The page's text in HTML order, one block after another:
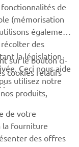
de
(mémorisation
également
des
la législation
Ceci nous aide
utilisez notre
produits,
sur le bouton ci-
cookies relatifs
:
de votre
la fourniture
des offres